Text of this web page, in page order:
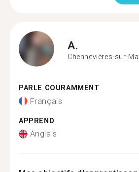
A.
Chennevières-sur-
PARLE COURAMMENT
Français
APPREND
Anglais